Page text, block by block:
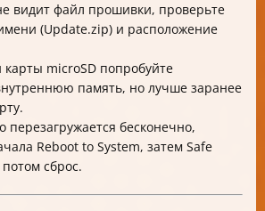
видит файл прошивки, проверьте
(Update.zip) и расположение
карты microSD попробуйте
память, но лучше заранее
перезагружается бесконечно,
Reboot to System, затем Safe
сброс.